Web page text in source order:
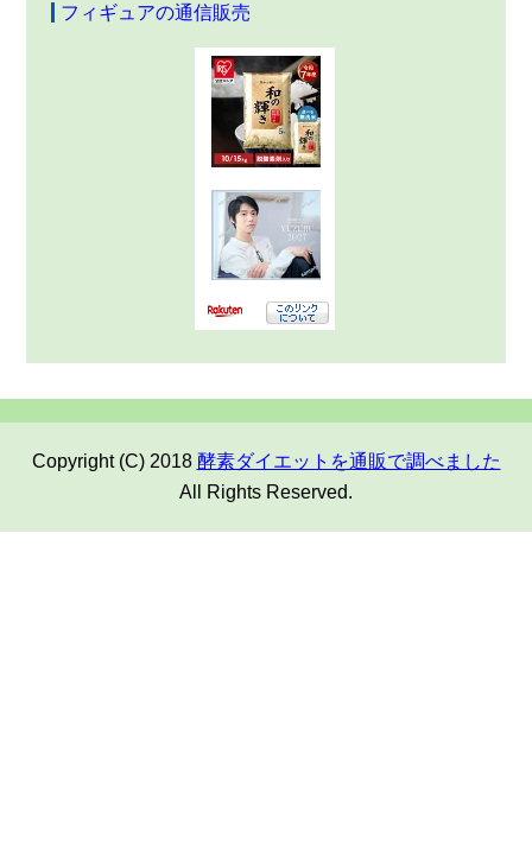
フィギュアの通信販売
Copyright (C) 2018 酵素ダイエットを通販で調べました
All Rights Reserved.